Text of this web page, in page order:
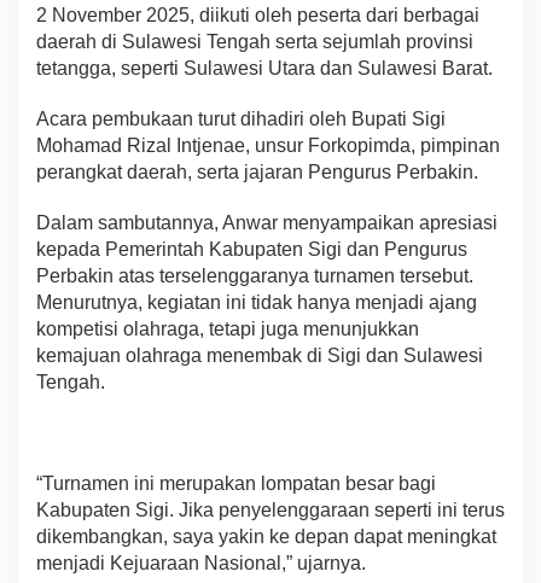
2 November 2025, diikuti oleh peserta dari berbagai
daerah di Sulawesi Tengah serta sejumlah provinsi
tetangga, seperti Sulawesi Utara dan Sulawesi Barat.
Acara pembukaan turut dihadiri oleh Bupati Sigi
Mohamad Rizal Intjenae, unsur Forkopimda, pimpinan
perangkat daerah, serta jajaran Pengurus Perbakin.
Dalam sambutannya, Anwar menyampaikan apresiasi
kepada Pemerintah Kabupaten Sigi dan Pengurus
Perbakin atas terselenggaranya turnamen tersebut.
Menurutnya, kegiatan ini tidak hanya menjadi ajang
kompetisi olahraga, tetapi juga menunjukkan
kemajuan olahraga menembak di Sigi dan Sulawesi
Tengah.
“Turnamen ini merupakan lompatan besar bagi
Kabupaten Sigi. Jika penyelenggaraan seperti ini terus
dikembangkan, saya yakin ke depan dapat meningkat
menjadi Kejuaraan Nasional,” ujarnya.